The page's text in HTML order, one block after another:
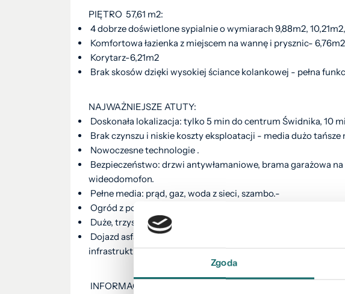
Zgoda
PIĘTRO 57,61 m2:
4 dobrze doświetlone sypialnie o wymiarach 9,88m2, 10,21m2,
Komfortowa łazienka z miejscem na wannę i prysznic- 6,76m2
Korytarz-6,21m2
Brak skosów dzięki wysokiej ściance kolankowej - pełna
NAJWAŻNIEJSZE ATUTY:
Doskonała lokalizacja: tylko 5 min do centrum Świdnika, 10
Brak czynszu i niskie koszty eksploatacji - media dużo tańsze
Nowoczesne technologie .
Bezpieczeństwo: drzwi antywłamaniowe, brama garażowa
wideodomofon.
Pełne media: prąd, gaz, woda z sieci, szambo.-
Ogród z potencjałem - idealne miejsce na altanę, wiatę czy
Duże, trzyszybowe okna PCV i przeszklone drzwi tarasowe -
Dojazd asfaltowy oraz utwardzony, szybki dostęp do MParku,
infrastruktura drogowa w okolicy.
INFORMACJE TECHNICZNE: